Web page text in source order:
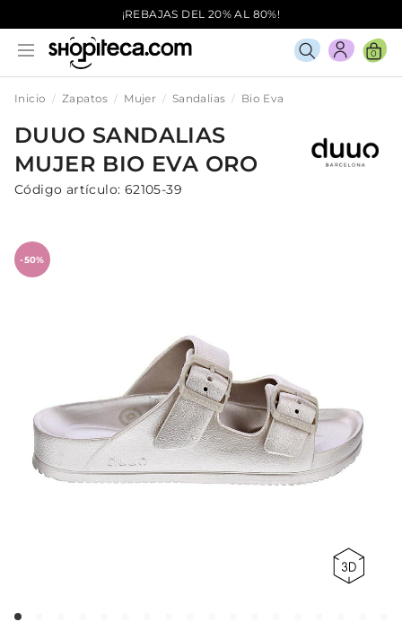
¡REBAJAS DEL 20% AL 80%!
0
Inicio Zapatos Mujer Sandalias Bio Eva
DUUO SANDALIAS
MUJER BIO EVA ORO
Código artículo: 62105-39
-50%